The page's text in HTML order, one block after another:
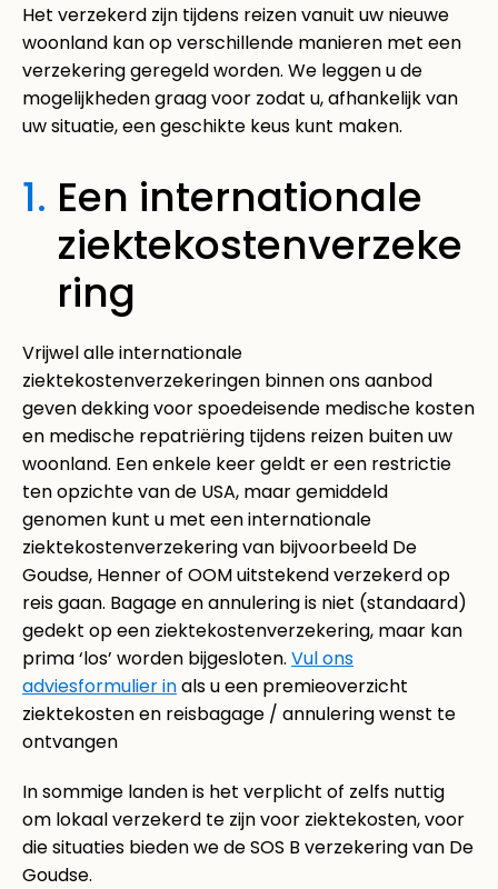
Het verzekerd zijn tijdens reizen vanuit uw nieuwe
woonland kan op verschillende manieren met een
verzekering geregeld worden. We leggen u de
mogelijkheden graag voor zodat u, afhankelijk van
uw situatie, een geschikte keus kunt maken.
1. Een internationale
ziektekostenverzeke
ring
Vrijwel alle internationale
ziektekostenverzekeringen binnen ons aanbod
geven dekking voor spoedeisende medische kosten
en medische repatriëring tijdens reizen buiten uw
woonland. Een enkele keer geldt er een restrictie
ten opzichte van de USA, maar gemiddeld
genomen kunt u met een internationale
ziektekostenverzekering van bijvoorbeeld De
Goudse, Henner of OOM uitstekend verzekerd op
reis gaan. Bagage en annulering is niet (standaard)
gedekt op een ziektekostenverzekering, maar kan
prima ‘los’ worden bijgesloten. Vul ons
adviesformulier inals u een premieoverzicht
ziektekosten en reisbagage / annulering wenst te
ontvangen
In sommige landen is het verplicht of zelfs nuttig
om lokaal verzekerd te zijn voor ziektekosten, voor
die situaties bieden we de SOS B verzekering van De
Goudse.